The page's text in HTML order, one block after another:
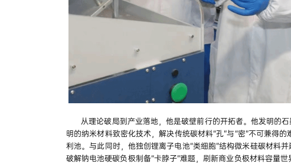
从理论破局到产业落地，他是破壁前行的开拓者。他发明的
明的纳米材料致密化技术，解决传统碳材料“孔”与“密”不可兼得
利池。与此同时，他独创锂离子电池“类细胞”结构微米硅碳材料
破解钠电池硬碳负极制备“卡脖子”难题，刷新商业负极材料容量